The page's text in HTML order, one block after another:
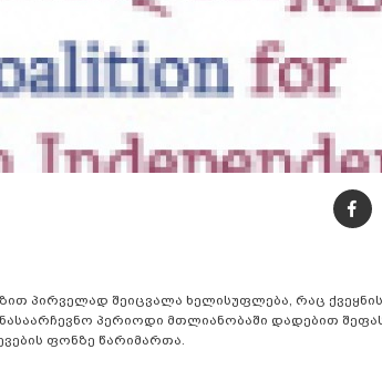
პირველად შეიცვალა ხელისუფლება, რაც ქვეყნის
პერიოდი მთლიანობაში დადებით
ფონზე წარიმართა.